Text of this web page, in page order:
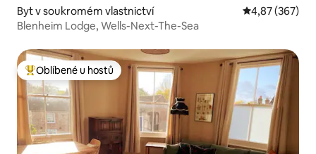
Byt v soukromém vlastnictví Průměrné
4,87 (367)
Blenheim Lodge, Wells-Next-The-Sea
Nejlepší v kategorii Oblíbené u hostů
Oblíbené u hostů